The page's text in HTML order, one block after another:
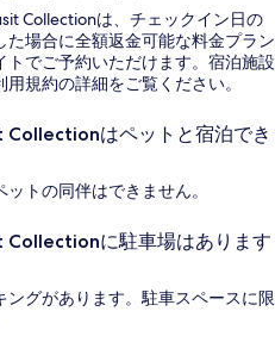
Collectionは、チェックイン日の
場合に全額返金可能な料金プラン
トでご予約いただけます。宿泊施設
規約の詳細をご覧ください。
はペットと宿泊でき
トの同伴はできません。
に駐車場はあります
ングがあります。駐車スペースに限